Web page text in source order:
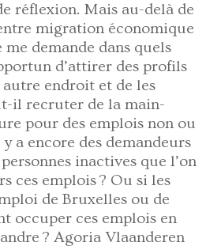
réflexion. Mais au-delà de
migration économique
demande dans quels
d’attirer des profils
endroit et de les
il recruter de la main-
pour des emplois non ou
a encore des demandeurs
inactives que l’on
ces emplois ? Ou si les
de Bruxelles ou de
occuper ces emplois en
? Agoria Vlaanderen